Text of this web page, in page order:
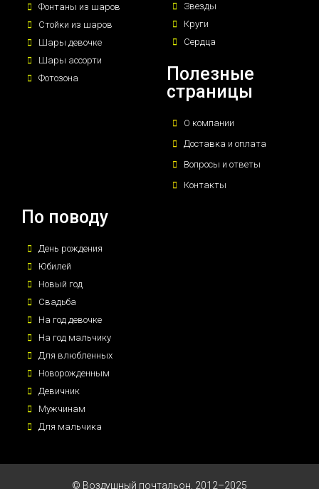
Фонтаны из шаров
Стойки из шаров
Шары девочке
Шары ассорти
Фотозона
Звезды
Круги
Сердца
Полезные
страницы
О компании
Доставка и оплата
Вопросы и ответы
Контакты
По поводу
День рождения
Юбилей
Новый год
Свадьба
На год девочке
На год мальчику
Для влюбленных
Новорожденным
Девичник
Мужчинам
Для мальчика
© Воздушный почтальон, 2012–2025